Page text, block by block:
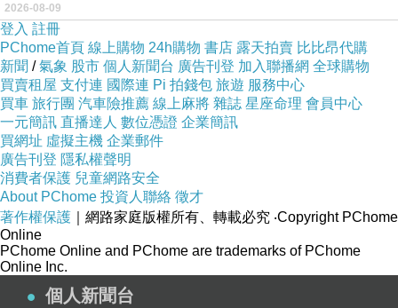
每一袋都有安心履歷QR Code線上即時查詢，
產品溯源管理及檢驗報告透明公開，隨時看的到。
2026-08-09
登入 註冊
PChome首頁 線上購物 24h購物 書店 露天拍賣 比比昂代購
新聞 /氣象 股市 個人新聞台 廣告刊登 加入聯播網 全球購物
買賣租屋 支付連 國際連 Pi 拍錢包 旅遊 服務中心
買車 旅行團 汽車險推薦 線上麻將 雜誌 星座命理 會員中心
一元簡訊 直播達人 數位憑證 企業簡訊
買網址 虛擬主機 企業郵件
廣告刊登 隱私權聲明
消費者保護 兒童網路安全
About PChome 投資人聯絡 徵才
著作權保護 ｜網路家庭版權所有、轉載必究 ‧Copyright PChome
Online
PChome Online and PChome are trademarks of PChome
Online Inc.
個人新聞台